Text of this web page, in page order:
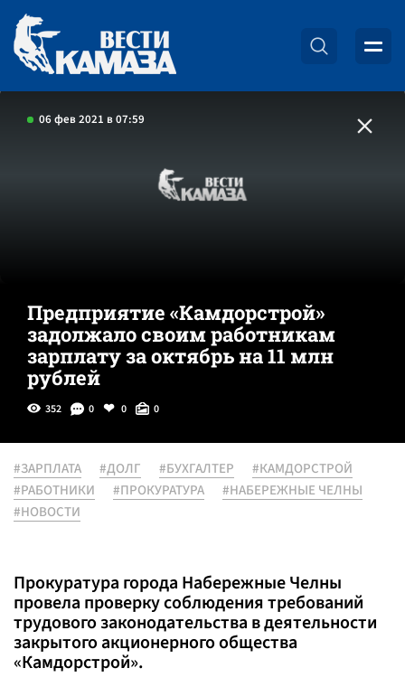
06 фев 2021 в 07:59
Предприятие «Камдорстрой»
задолжало своим работникам
зарплату за октябрь на 11 млн
рублей
352 0 0 0
#ЗАРПЛАТА #ДОЛГ #БУХГАЛТЕР
#КАМДОРСТРОЙ
#РАБОТНИКИ
#ПРОКУРАТУРА
#НАБЕРЕЖНЫЕ ЧЕЛНЫ
#НОВОСТИ
Прокуратура города Набережные Челны
провела проверку соблюдения требований
трудового законодательства в деятельности
закрытого акционерного общества
«Камдорстрой».